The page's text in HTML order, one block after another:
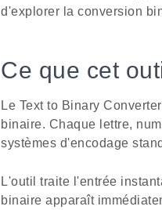
d'explorer la conversion
Ce que cet
Le Text to Binary
binaire. Chaque lettre,
systèmes d'encodage
L'outil traite l'entrée
binaire apparaît